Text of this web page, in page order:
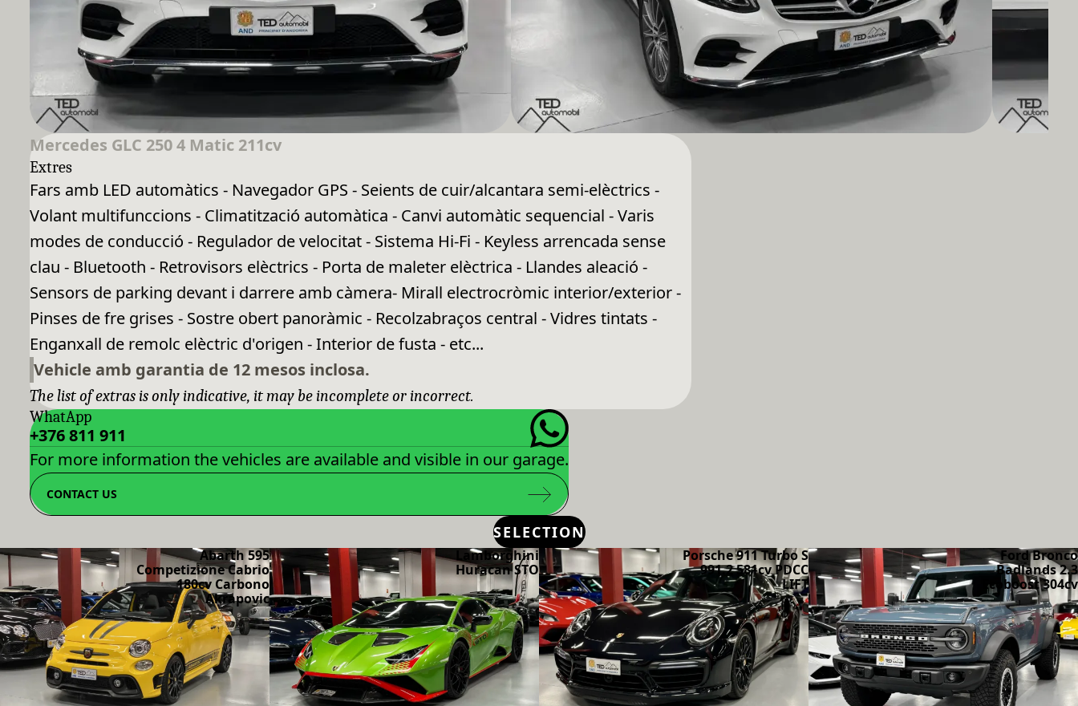
Mercedes GLC 250 4 Matic 211cv
Extres
Fars amb LED automàtics - Navegador GPS - Seients de cuir/alcantara semi-elèctrics -
Volant multifunccions - Climatització automàtica - Canvi automàtic sequencial - Varis
modes de conducció - Regulador de velocitat - Sistema Hi-Fi - Keyless arrencada sense
clau - Bluetooth - Retrovisors elèctrics - Porta de maleter elèctrica - Llandes aleació -
Sensors de parking devant i darrere amb càmera- Mirall electrocròmic interior/exterior -
Pinses de fre grises - Sostre obert panoràmic - Recolzabraços central - Vidres tintats -
Enganxall de remolc elèctric d'origen - Interior de fusta - etc...
Vehicle amb garantia de 12 mesos inclosa.
The list of extras is only indicative, it may be incomplete or incorrect.
WhatApp
+376 811 911
For more information the vehicles are available and visible in our garage.
CONTACT US
SELECTION
Abarth 595
Competizione Cabrio
180cv Carbono
Akrapovic
Lamborghini
Huracan STO
Porsche 911 Turbo S
991.2 581cv PDCC
LIFT
Ford Bronco
Badlands 2.3
Ecoboost 304cv